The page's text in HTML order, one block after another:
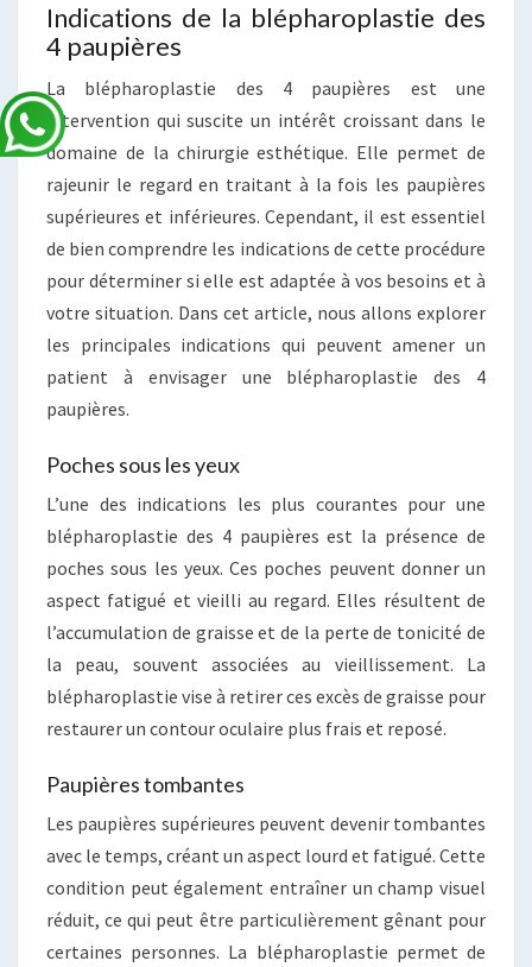
Indications de la blépharoplastie des
4 paupières
La blépharoplastie des 4 paupières est une
intervention qui suscite un intérêt croissant dans le
domaine de la chirurgie esthétique. Elle permet de
rajeunir le regard en traitant à la fois les paupières
supérieures et inférieures. Cependant, il est essentiel
de bien comprendre les indications de cette procédure
pour déterminer si elle est adaptée à vos besoins et à
votre situation. Dans cet article, nous allons explorer
les principales indications qui peuvent amener un
patient à envisager une blépharoplastie des 4
paupières.
Poches sous les yeux
L’une des indications les plus courantes pour une
blépharoplastie des 4 paupières est la présence de
poches sous les yeux. Ces poches peuvent donner un
aspect fatigué et vieilli au regard. Elles résultent de
l’accumulation de graisse et de la perte de tonicité de
la peau, souvent associées au vieillissement. La
blépharoplastie vise à retirer ces excès de graisse pour
restaurer un contour oculaire plus frais et reposé.
Paupières tombantes
Les paupières supérieures peuvent devenir tombantes
avec le temps, créant un aspect lourd et fatigué. Cette
condition peut également entraîner un champ visuel
réduit, ce qui peut être particulièrement gênant pour
certaines personnes. La blépharoplastie permet de